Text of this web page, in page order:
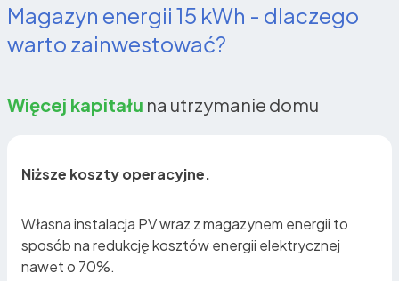
Magazyn energii 15 kWh - dlaczego
warto zainwestować?
Więcej kapitału na utrzymanie domu
Niższe koszty operacyjne.
Własna instalacja PV wraz z magazynem energii to
sposób na redukcję kosztów energii elektrycznej
nawet o 70%.